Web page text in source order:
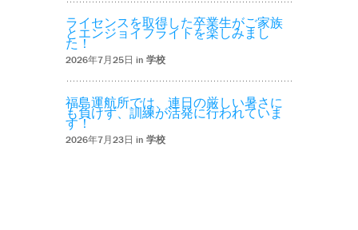
ライセンスを取得した卒業生がご家族
とエンジョイフライトを楽しみまし
た！
2026年7月25日 in 学校
福島運航所では、連日の厳しい暑さに
も負けず、訓練が活発に行われていま
す！
2026年7月23日 in 学校